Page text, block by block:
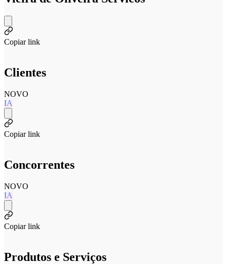
Copiar link
Clientes
NOVO
IA
Copiar link
Concorrentes
NOVO
IA
Copiar link
Produtos e Serviços